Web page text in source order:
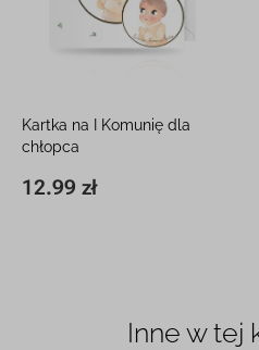
Kartka na I Komunię dla
chłopca
12.99 zł
15 x 15 cm
Inne w tej